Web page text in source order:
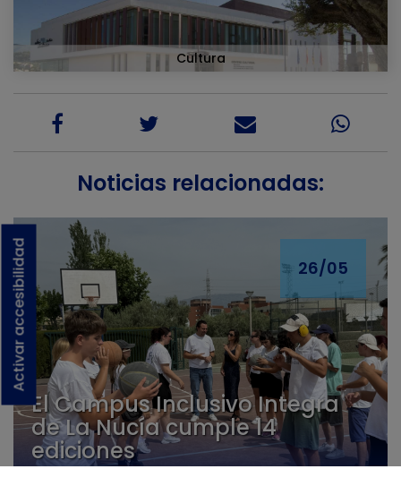
Activar accesibilidad
Cultura
Noticias relacionadas:
El Campus Inclusivo Integra
de La Nucía cumple 14
ediciones
26/05